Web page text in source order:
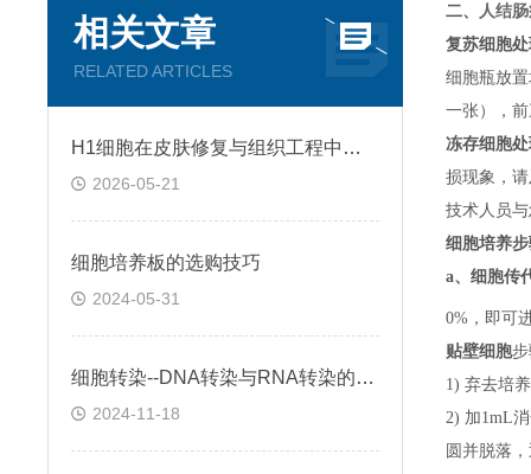
相关文章
RELATED ARTICLES
H1细胞在皮肤修复与组织工程中的应用前景
2026-05-21
细胞培养板的选购技巧
2024-05-31
细胞转染--DNA转染与RNA转染的区别
2024-11-18
二、 人结
复苏细胞
细胞瓶放
一张）
，
冻存细胞
损现象，
技术人员
细胞培养
a、 细胞传
0%，即可
贴壁细胞
1) 弃去培
2) 加1mL
圆并脱落